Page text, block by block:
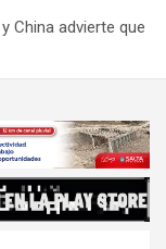
China advierte que